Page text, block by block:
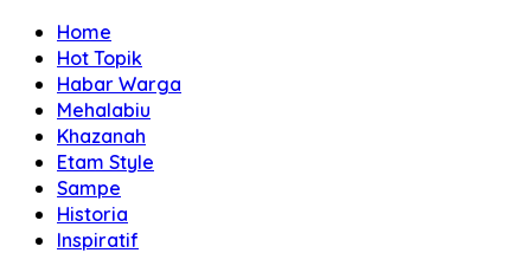
Home
Hot Topik
Habar Warga
Mehalabiu
Khazanah
Etam Style
Sampe
Historia
Inspiratif